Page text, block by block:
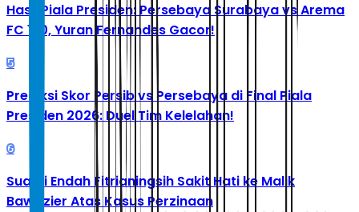
Hasil Piala Presiden: Persebaya Surabaya vs Arema
FC 1-0, Yuran Fernandes Gacor!
5
Prediksi Skor Persib vs Persebaya di Final Piala
Presiden 2026: Duel Tim Kelelahan!
6
Suami Endah Fitrianingsih Sakit Hati ke Malik
Bawazier Atas Kasus Perzinaan